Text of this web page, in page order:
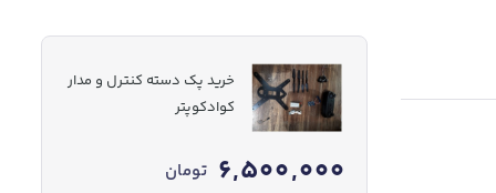
خرید پک دسته کنترل و مدار
کوادکوپتر
6,500,000 تومان